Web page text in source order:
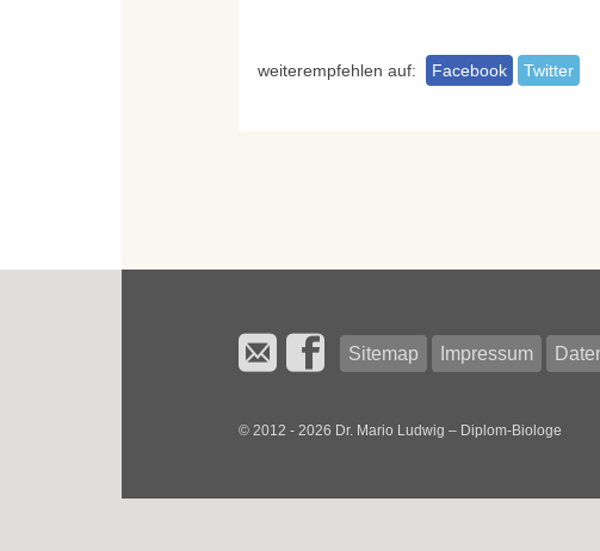
weiterempfehlen auf: Facebook Twitter
Sitemap Impressum
© 2012 - 2026 Dr. Mario Ludwig – Diplom-Biologe